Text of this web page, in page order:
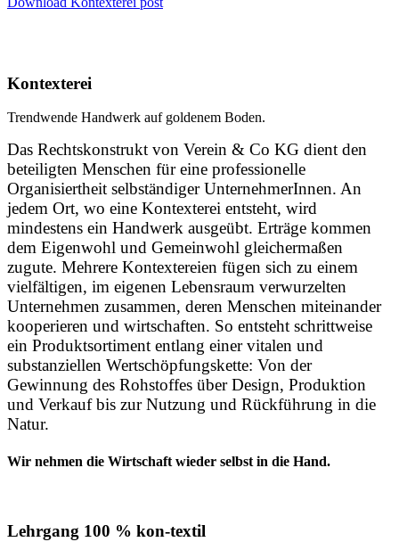
Kontexterei
Trendwende Handwerk auf goldenem Boden.
Das Rechtskonstrukt von Verein & Co KG dient den
beteiligten Menschen für eine professionelle
Organisiertheit selbständiger UnternehmerInnen. An
jedem Ort, wo eine Kontexterei entsteht, wird
mindestens ein Handwerk ausgeübt. Erträge kommen
dem Eigenwohl und Gemeinwohl gleichermaßen
zugute. Mehrere Kontextereien fügen sich zu einem
vielfältigen, im eigenen Lebensraum verwurzelten
Unternehmen zusammen, deren Menschen miteinander
kooperieren und wirtschaften. So entsteht schrittweise
ein Produktsortiment entlang einer vitalen und
substanziellen Wertschöpfungskette: Von der
Gewinnung des Rohstoffes über Design, Produktion
und Verkauf bis zur Nutzung und Rückführung in die
Natur.
Wir nehmen die Wirtschaft wieder selbst in die Hand.
Lehrgang 100 % kon-textil